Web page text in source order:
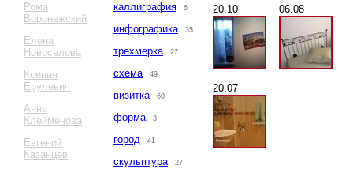
Рома
Воронежский
Елена
Новоселова
Ксения
Ерулевич
Анна
Клейменова
Евгений
Казанцев
каллиграфия 6
инфографика 35
трехмерка 27
схема 49
визитка 60
форма 3
город 41
скульптура 27
20.10 06.08
20.07